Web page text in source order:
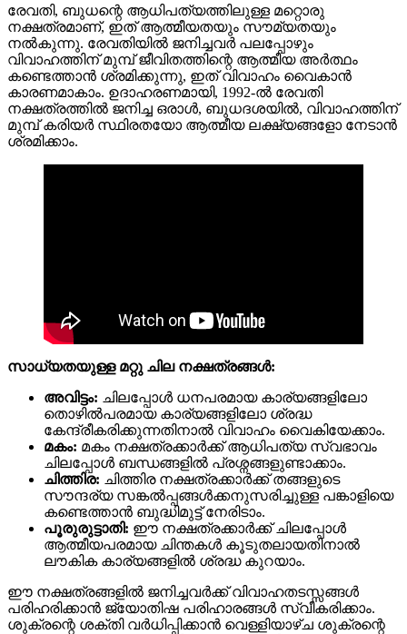
രേവതി, ബുധന്റെ ആധിപത്യത്തിലുള്ള മറ്റൊരു
നക്ഷത്രമാണ്, ഇത് ആത്മീയതയും സൗമ്യതയും
നൽകുന്നു. രേവതിയിൽ ജനിച്ചവർ പലപ്പോഴും
വിവാഹത്തിന് മുമ്പ് ജീവിതത്തിന്റെ ആത്മീയ അർത്ഥം
കണ്ടെത്താൻ ശ്രമിക്കുന്നു, ഇത് വിവാഹം വൈകാൻ
കാരണമാകാം. ഉദാഹരണമായി, 1992-ൽ രേവതി
നക്ഷത്രത്തിൽ ജനിച്ച ഒരാൾ, ബുധദശയിൽ, വിവാഹത്തിന്
മുമ്പ് കരിയർ സ്ഥിരതയോ ആത്മീയ ലക്ഷ്യങ്ങളോ നേടാൻ
ശ്രമിക്കാം.
സാധ്യതയുള്ള മറ്റു ചില നക്ഷത്രങ്ങൾ:
അവിട്ടം: ചിലപ്പോൾ ധനപരമായ കാര്യങ്ങളിലോ
തൊഴിൽപരമായ കാര്യങ്ങളിലോ ശ്രദ്ധ
കേന്ദ്രീകരിക്കുന്നതിനാൽ വിവാഹം വൈകിയേക്കാം.
മകം: മകം നക്ഷത്രക്കാർക്ക് ആധിപത്യ സ്വഭാവം
ചിലപ്പോൾ ബന്ധങ്ങളിൽ പ്രശ്നങ്ങളുണ്ടാക്കാം.
ചിത്തിര: ചിത്തിര നക്ഷത്രക്കാർക്ക് തങ്ങളുടെ
സൗന്ദര്യ സങ്കൽപ്പങ്ങൾക്കനുസരിച്ചുള്ള പങ്കാളിയെ
കണ്ടെത്താൻ ബുദ്ധിമുട്ട് നേരിടാം.
പൂരുരുട്ടാതി: ഈ നക്ഷത്രക്കാർക്ക് ചിലപ്പോൾ
ആത്മീയപരമായ ചിന്തകൾ കൂടുതലായതിനാൽ
ലൗകിക കാര്യങ്ങളിൽ ശ്രദ്ധ കുറയാം.
ഈ നക്ഷത്രങ്ങളിൽ ജനിച്ചവർക്ക് വിവാഹതടസ്സങ്ങൾ
പരിഹരിക്കാൻ ജ്യോതിഷ പരിഹാരങ്ങൾ സ്വീകരിക്കാം.
ശുക്രന്റെ ശക്തി വർധിപ്പിക്കാൻ വെള്ളിയാഴ്ച ശുക്രന്റെ